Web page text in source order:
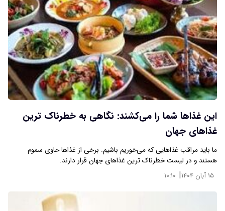
این غذاها شما را می‌کشند: نگاهی به خطرناک ترین
غذاهای جهان
ما باید مراقب غذاهایی که می‌خوریم باشیم. برخی از غذاها حاوی سموم
هستند و در لیست خطرناک ترین غذاهای جهان قرار دارند.
۱۵ آبان ۱۴۰۴ | ۱۰:۱۰